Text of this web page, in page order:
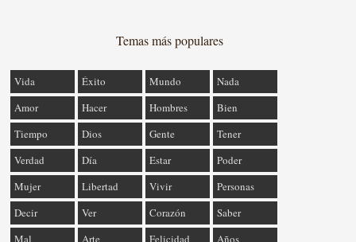
Temas más populares
Vida Éxito Mundo
Nada
Amor
Hacer Hombres
Bien
Tiempo
Dios Gente
Tener
Verdad
Día Estar
Poder
Mujer
Libertad Vivir
Personas
Decir
Ver Corazón
Saber
Mal
Arte Felicidad Años